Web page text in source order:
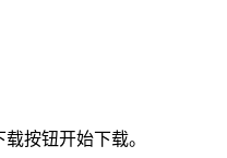
按钮开始下载。